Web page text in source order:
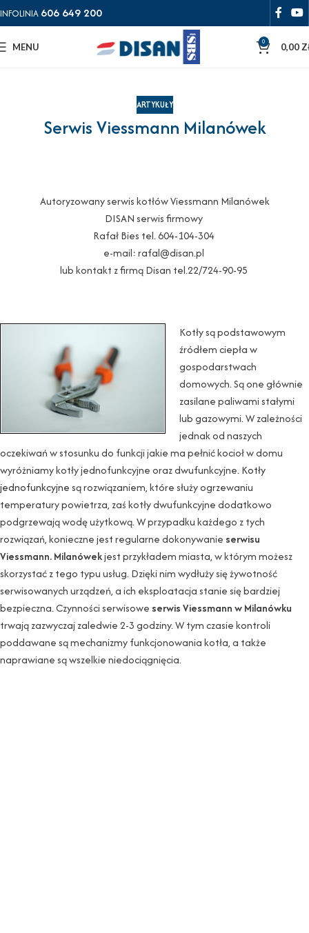
INFOLINIA 606 649 200
MENU 0 0,00
ARTYKUŁY
Serwis Viessmann Milanówek
Autoryzowany serwis kotłów Viessmann Milanówek
DISAN serwis firmowy
Rafał Bies tel. 604-104-304
e-mail: rafal@disan.pl
lub kontakt z firmą Disan tel.22/724-90-95
Kotły są podstawowym
źródłem ciepła w
gospodarstwach
domowych. Są one głównie
zasilane paliwami stałymi
lub gazowymi. W zależności
jednak od naszych
oczekiwań w stosunku do funkcji jakie ma pełnić kocioł w domu
wyróżniamy kotły jednofunkcyjne oraz dwufunkcyjne.Kotły
jednofunkcyjnesą rozwiązaniem, które służy ogrzewaniu
temperatury powietrza, zaś kotły dwufunkcyjne dodatkowo
podgrzewają wodę użytkową. W przypadku każdego z tych
rozwiązań, konieczne jest regularne dokonywanie serwisu
Viessmann. Milanówekjest przykładem miasta, w którym możesz
skorzystać z tego typu usług. Dzięki nim wydłuży się żywotność
serwisowanych urządzeń, a ich eksploatacja stanie się bardziej
bezpieczna. Czynności serwisowe serwis Viessmann w Milanówku
trwają zazwyczaj zaledwie 2-3 godziny. W tym czasie kontroli
poddawane są mechanizmy funkcjonowania kotła, a także
naprawiane są wszelkie niedociągnięcia.